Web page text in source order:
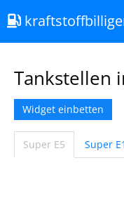
Tankstellen
Widget einbetten
Super E5 Super